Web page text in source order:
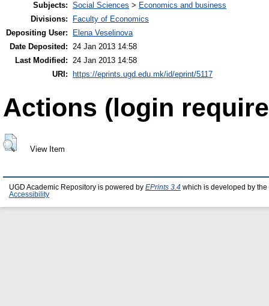
Subjects: Social Sciences > Economics and business
Divisions:
Faculty of Economics
Depositing User:
Elena Veselinova
Date Deposited: 24 Jan 2013 14:58
Last Modified: 24 Jan 2013 14:58
URI:
https://eprints.ugd.edu.mk/id/eprint/5117
Actions (login
View Item
UGD Academic Repository is powered by EPrints 3.4 which is developed by the
Accessibility